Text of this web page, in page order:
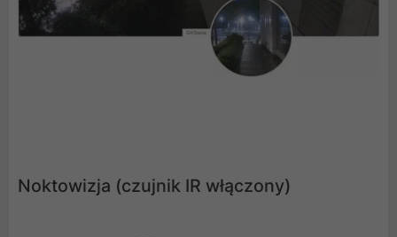
Noktowizja (czujnik IR włączony)